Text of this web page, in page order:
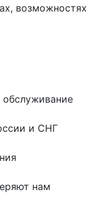
возможностях
обслуживание
и СНГ
нам